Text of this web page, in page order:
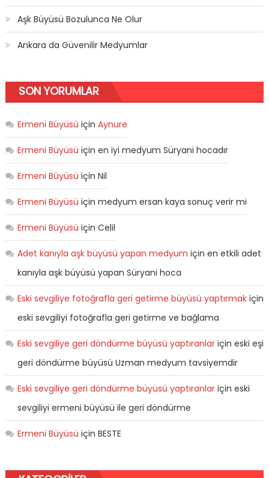
Aşk Büyüsü Bozulunca Ne Olur
Ankara da Güvenilir Medyumlar
SON YORUMLAR
Ermeni Büyüsü için Aynure
Ermeni Büyüsü için en iyi medyum Süryani hocadır
Ermeni Büyüsü için Nil
Ermeni Büyüsü için medyum ersan kaya sonuç verir mi
Ermeni Büyüsü için Celil
Adet kanıyla aşk büyüsü yapan medyum için en etkili adet
kanıyla aşk büyüsü yapan Süryani hoca
Eski sevgiliye fotoğrafla geri getirme büyüsü yaptırmakiçin
eski sevgiliyi fotoğrafla geri getirme ve bağlama
Eski sevgiliye geri döndürme büyüsü yaptıranlariçin eski eşi
geri döndürme büyüsü Uzman medyum tavsiyemdir
Eski sevgiliye geri döndürme büyüsü yaptıranlariçin eski
sevgiliyi ermeni büyüsü ile geri döndürme
Ermeni Büyüsü için BESTE